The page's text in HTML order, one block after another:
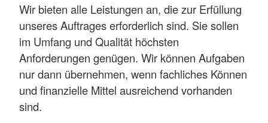
Wir bieten alle Leistungen an, die zur Erfüllung
unseres Auftrages erforderlich sind. Sie sollen
im Umfang und Qualität höchsten
Anforderungen genügen. Wir können Aufgaben
nur dann übernehmen, wenn fachliches Können
und finanzielle Mittel ausreichend vorhanden
sind.